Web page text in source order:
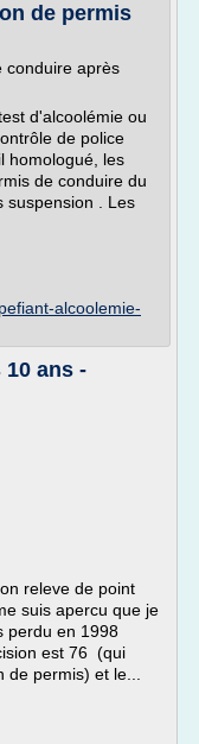
de permis
conduire après
d'alcoolémie ou
de police
homologué, les
de conduire du
suspension . Les
alcoolemie-
ans -
releve de point
suis apercu que je
perdu en 1998
est 76 (qui
permis) et le...